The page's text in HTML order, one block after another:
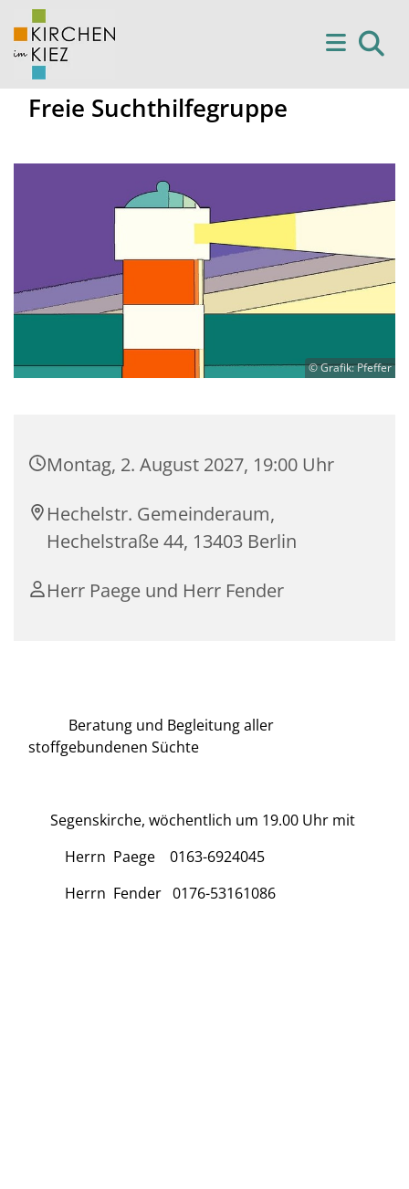
Freie Suchthilfegruppe
© Grafik: Pfeffer
Montag, 2. August 2027, 19:00 Uhr
Hechelstr. Gemeinderaum,
Hechelstraße 44, 13403 Berlin
Herr Paege und Herr Fender
Beratung und Begleitung aller
stoffgebundenen Süchte
Segenskirche, wöchentlich um 19.00 Uhr mit
Herrn Paege 0163-6924045
Herrn Fender 0176-53161086